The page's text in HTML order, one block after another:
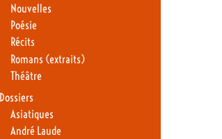
Nouvelles
Poésie
Récits
Romans (extraits)
Théâtre
Dossiers
Asiatiques
André Laude